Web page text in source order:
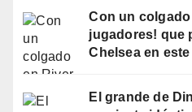
Con un colgado
jugadores! que
Chelsea en
El grande de